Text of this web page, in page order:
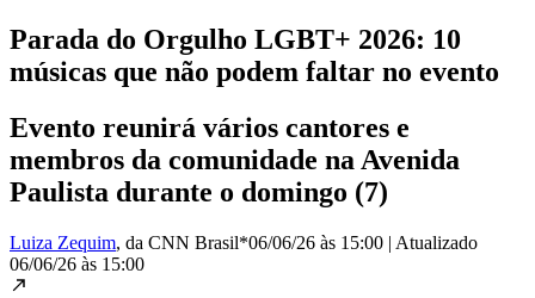
Parada do Orgulho LGBT+ 2026: 10
músicas que não podem faltar no evento
Evento reunirá vários cantores e
membros da comunidade na Avenida
Paulista durante o domingo (7)
Luiza Zequim, da CNN Brasil*06/06/26 às 15:00 | Atualizado
06/06/26 às 15:00